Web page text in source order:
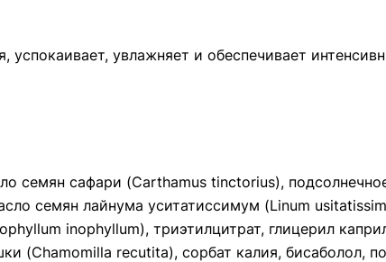
увлажняет и обеспечивает
семян сафари (Carthamus tinctorius),
семян лайнума уситатиссимум (Linum
inophyllum), триэтилцитрат, глицерил
(Chamomilla recutita), сорбат калия, бисаболол,